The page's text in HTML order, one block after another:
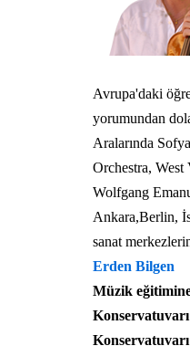
Avrupa'daki
yorumundan
Aralarında
Orchestra,
Wolfgang
Ankara,Berlin,
sanat
Erden Bilgen
Müzik